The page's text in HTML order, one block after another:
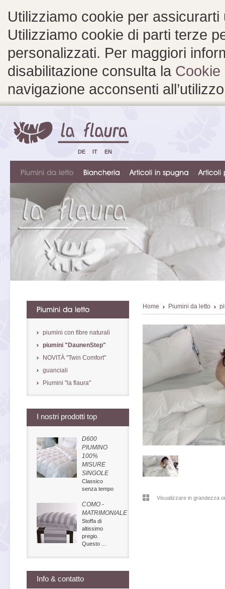
Utilizziamo cookie per
Utilizziamo cookie di parti terze
personalizzati. Per maggiori
disabilitazione consulta la Cookie
navigazione acconsenti
Home Piumini da letto
Visualizzare in grandezza
piumini con fibre naturali
piumini "DaunenStep"
NOVITÀ "Twin Comfort"
guanciali
Piumini "la flaura"
I nostri prodotti top
D600
PIUMINO
100%
MISURE
SINGOLE
Classico
senza tempo
COMO -
MATRIMONIALE
Stoffa di
altissimo
pregio.
Questo ...
Info & contatto
DE IT EN